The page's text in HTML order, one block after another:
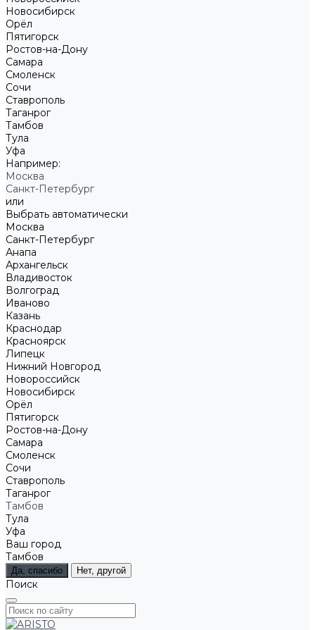
Новосибирск
Орёл
Пятигорск
Ростов-на-Дону
Самара
Смоленск
Сочи
Ставрополь
Таганрог
Тамбов
Тула
Уфа
Например:
Москва
Санкт-Петербург
или
Выбрать автоматически
Москва
Санкт-Петербург
Анапа
Архангельск
Владивосток
Волгоград
Иваново
Казань
Краснодар
Красноярск
Липецк
Нижний Новгород
Новороссийск
Новосибирск
Орёл
Пятигорск
Ростов-на-Дону
Самара
Смоленск
Сочи
Ставрополь
Таганрог
Тамбов
Тула
Уфа
Ваш город
Тамбов
Да, спасибо Нет, другой
Поиск